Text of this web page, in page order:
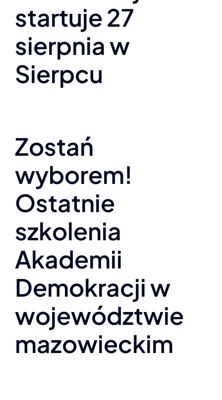
startuje 27
sierpnia w
Sierpcu
Zostań
wyborem!
Ostatnie
szkolenia
Akademii
Demokracji w
województwie
mazowieckim